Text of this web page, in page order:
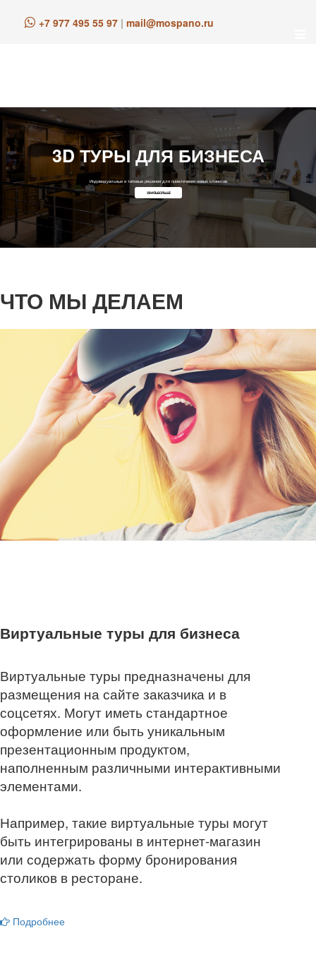
+7 977 495 55 97 | mail@mospano.ru
3D ТУРЫ ДЛЯ БИЗНЕСА
Индивидуальные и типовые решения для привлечения новых клиентов
УЗНАТЬ БОЛЬШЕ
ЧТО МЫ ДЕЛАЕМ
Виртуальные туры для бизнеса
Виртуальные туры предназначены для
размещения на сайте заказчика и в
соцсетях. Могут иметь стандартное
оформление или быть уникальным
презентационным продуктом,
наполненным различными интерактивными
элементами.
Например, такие виртуальные туры могут
быть интегрированы в интернет-магазин
или содержать форму бронирования
столиков в ресторане.
Подробнее